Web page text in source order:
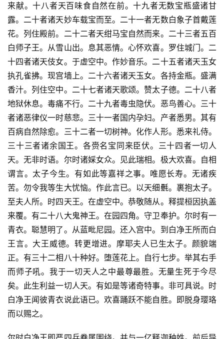
来献。十八者天百味食自然在前。十九者无数宝瓶盛诸甘
露。二十者诸天妙车载宝而至。二十一者无数白象子首戴莲
花。列住殿前。二十二者天绀马宝自然而来。二十三者五百
白师子王。从雪山出。息其恶情。心怀欢喜。罗住城门。二
十四者诸天伎女。于虚空中。作妙音乐。二十五者诸天玉女
执孔雀拂。现宫墙上。二十六者诸天玉女。各持金瓶。盛满
香汁。列住空中。二十七者诸天歌颂。赞太子德。二十八者
地狱休息。毒痛不行。二十九者毒虫隐伏。恶鸟善心。三十
者诸恶律仪一时慈悲。三十一者国内孕妇。产者悉男。其有
百病自然除愈。三十二者一切树神。化作人形。悉来礼侍。
三十三者诸余国王。各赍名宝同来臣伏。三十四者一切人
天。无非时语。尔时诸婇女众。见此瑞相。极大欢喜。自相
谓言。太子今生。有如此等嘉祥之事。唯愿长寿。无诸疾
苦。勿令我等生大忧恼。作此言已。以天细氎。裹抱太子。
至夫人所。时四天王。在虚空中。恭敬随从。释提桓因执盖
来覆。有二十八大鬼神王。在园四角。守卫奉护。尔时有一
青衣。聪慧明了。从蓝毗尼园。还入宫中。到白净王所而白
王言。大王威德。转更增进。摩耶夫人已生太子。颜貌端
正。有三十二相八十种好。堕莲花上。自行七步。举其右手
而师子吼。我于一切天人之中最尊最胜。无量生死于今尽
矣。此生利益一切人天。有如是等诸奇特事。非可具说。时
白净王闻彼青衣说此语已。欢喜踊跃不能自胜。即脱身璎珞
而以赐之。